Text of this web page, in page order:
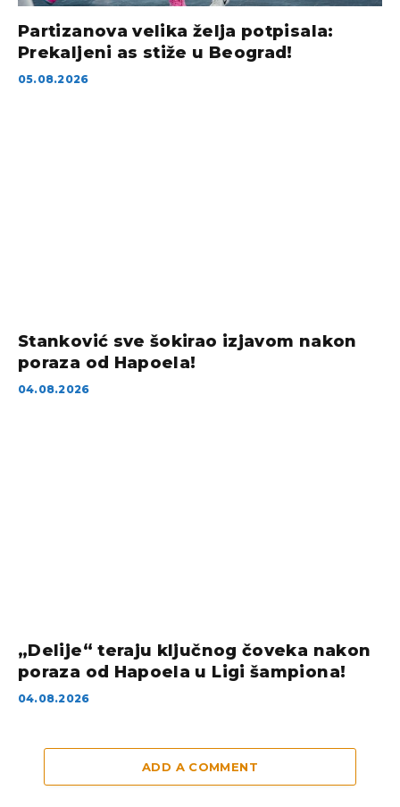
Partizanova velika želja potpisala:
Prekaljeni as stiže u Beograd!
05.08.2026
Stanković sve šokirao izjavom nakon
poraza od Hapoela!
04.08.2026
„Delije“ teraju ključnog čoveka nakon
poraza od Hapoela u Ligi šampiona!
04.08.2026
ADD A COMMENT